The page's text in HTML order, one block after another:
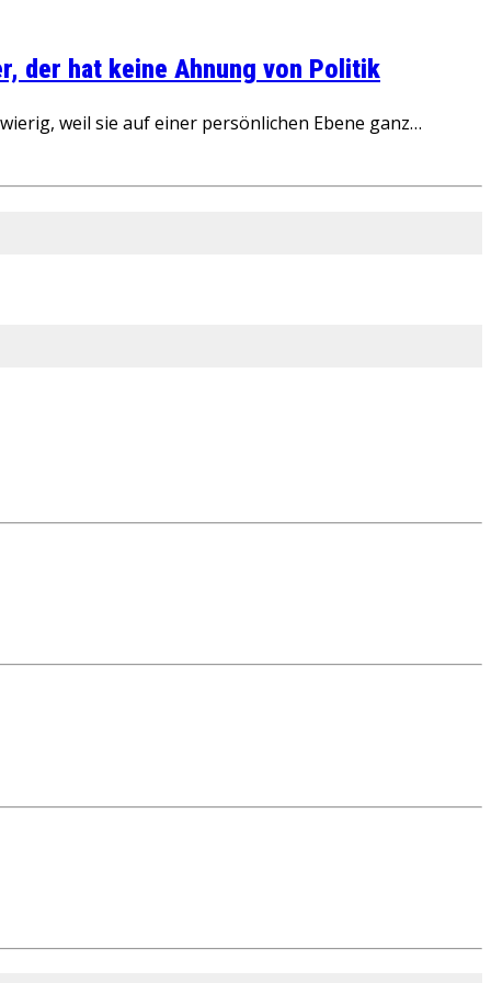
der hat keine Ahnung von Politik
weil sie auf einer persönlichen Ebene ganz…